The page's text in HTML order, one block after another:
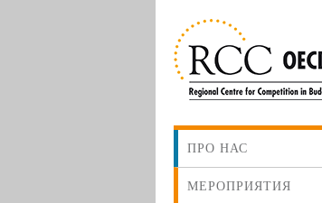
ПРО НАС
МЕРОПРИЯТИЯ